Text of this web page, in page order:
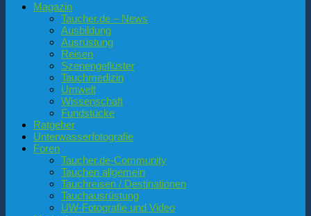
Magazin
Taucher.de – News
Ausbildung
Ausrüstung
Reisen
Szenengeflüster
Tauchmedizin
Umwelt
Wissenschaft
Fundstücke
Ratgeber
Unterwasserfotografie
Foren
Taucher.de-Community
Tauchen allgemein
Tauchreisen / Destinationen
Tauchausrüstung
UW-Fotografie und Video